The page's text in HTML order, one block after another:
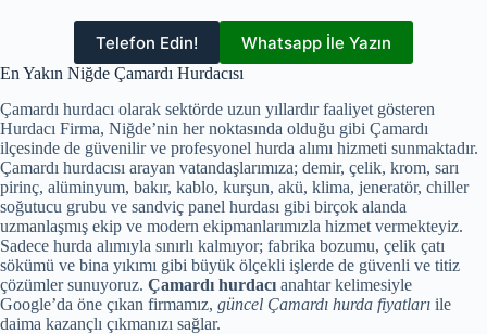
Telefon Edin! Whatsapp İle Yazın
En Yakın Niğde Çamardı Hurdacısı
Çamardı hurdacı olarak sektörde uzun yıllardır faaliyet gösteren
Hurdacı Firma, Niğde’nin her noktasında olduğu gibi Çamardı
ilçesinde de güvenilir ve profesyonel hurda alımı hizmeti sunmaktadır.
Çamardı hurdacısı arayan vatandaşlarımıza; demir, çelik, krom, sarı
pirinç, alüminyum, bakır, kablo, kurşun, akü, klima, jeneratör, chiller
soğutucu grubu ve sandviç panel hurdası gibi birçok alanda
uzmanlaşmış ekip ve modern ekipmanlarımızla hizmet vermekteyiz.
Sadece hurda alımıyla sınırlı kalmıyor; fabrika bozumu, çelik çatı
sökümü ve bina yıkımı gibi büyük ölçekli işlerde de güvenli ve titiz
çözümler sunuyoruz. Çamardı hurdacı anahtar kelimesiyle
Google’da öne çıkan firmamız, güncel Çamardı hurda fiyatları ile
daima kazançlı çıkmanızı sağlar.